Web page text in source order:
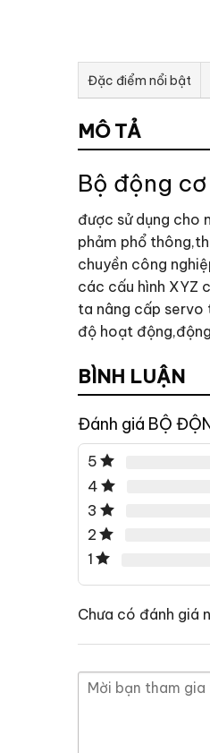
Đặc điểm nổi bật
MÔ TẢ
Bộ động cơ
được sử dụng cho
phảm phổ
chuyền công
các cấu hình XYZ
ta nâng cấp servo
độ hoạt
BÌNH LUẬN
Đánh giá BỘ
5
4
3
2
1
Chưa có đánh giá